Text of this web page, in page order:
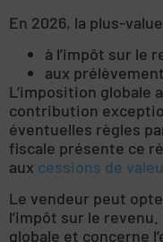
En 2026, la plus-
à l’impôt sur le
aux
L’imposition globale
contribution
éventuelles règles
fiscale présente ce
aux cessions de
Le vendeur peut
l’impôt sur le
globale et concerne